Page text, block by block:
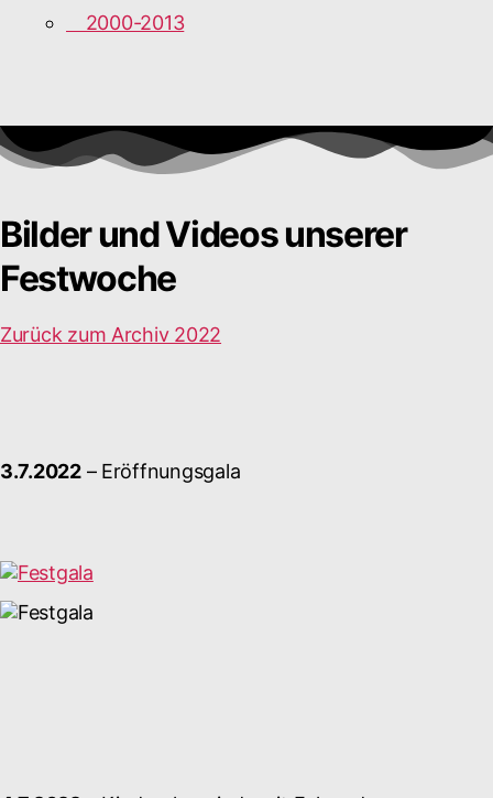
2000-2013
Bilder und Videos unserer
Festwoche
Zurück zum Archiv 2022
3.7.2022– Eröffnungsgala